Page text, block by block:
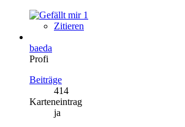
1
Zitieren
baeda
Profi
Beiträge
414
Karteneintrag
ja